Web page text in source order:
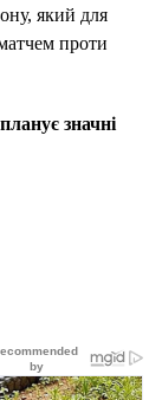
який для
проти
значні